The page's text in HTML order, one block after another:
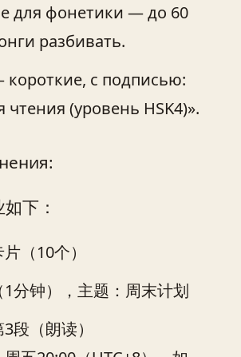
для фонетики — до 60
разбивать.
с подписью:
чтения (уровень HSK4)».
下：
（10个）
分钟），主题：周末计划
段（朗读）